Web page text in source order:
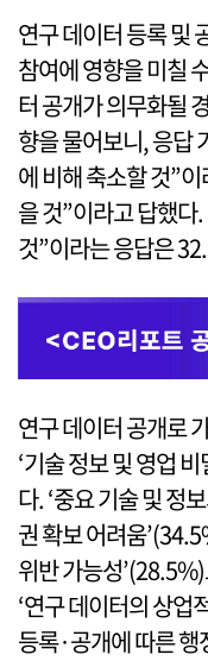
연구 데이터 등록 및
참여에 영향을 미칠
터 공개가 의무화될
향을 물어보니, 응답
에 비해 축소할 것”
을 것”이라고 답했다
것”이라는 응답은
연구 데이터 공개로
‘기술 정보 및 영업
다. ‘중요 기술 및 정
권 확보 어려움
위반 가능성
‘연구 데이터의 상업
등록·공개에 따른